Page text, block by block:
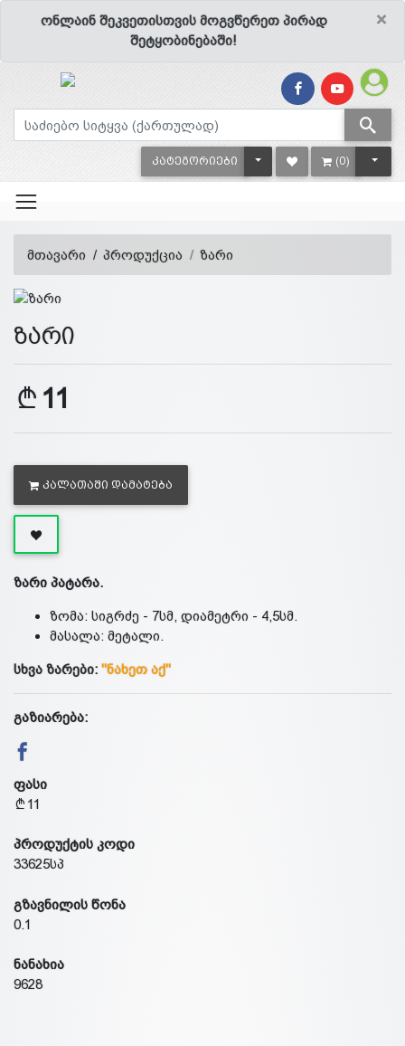
×
ონლაინ შეკვეთისთვის მოგვწერეთ პირად
შეტყობინებაში!
ᲙᲐᲢᲔᲒᲝᲠᲘᲔᲑᲘ TOGGLE DROPDOWN
(0)
მთავარი პროდუქცია ზარი
ზარი
11
ᲙᲐᲚᲐᲗᲐᲨᲘ ᲓᲐᲛᲐᲢᲔᲑᲐ
ზარი პატარა.
ზომა: სიგრძე - 7სმ, დიამეტრი - 4,5სმ.
მასალა: მეტალი.
სხვა ზარები: "ნახეთ აქ"
გაზიარება:
ფასი
11
პროდუქტის კოდი
33625სპ
გზავნილის წონა
0.1
ნანახია
9628